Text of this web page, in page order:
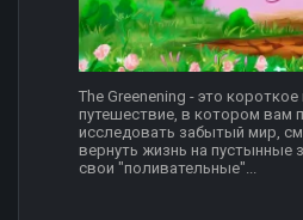
The Greenening - это
путешествие, в котором вам
исследовать забытый мир,
вернуть жизнь на пустынные
свои "поливательные"...